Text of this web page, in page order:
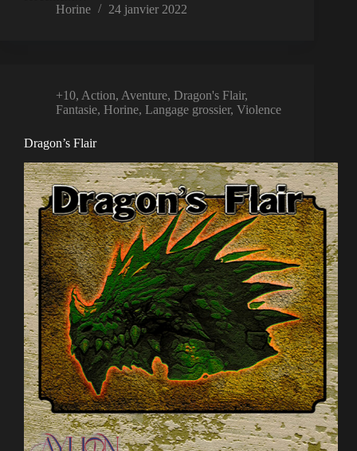
Horine
24 janvier 2022
+10, Action, Aventure, Dragon's Flair,
Fantasie, Horine, Langage grossier, Violence
Dragon’s Flair